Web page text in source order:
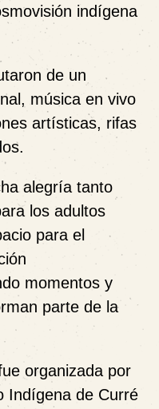
indígena
de un
música en vivo
artísticas, rifas
alegría tanto
los adultos
para el
momentos y
parte de la
organizada por
Indígena de Curré